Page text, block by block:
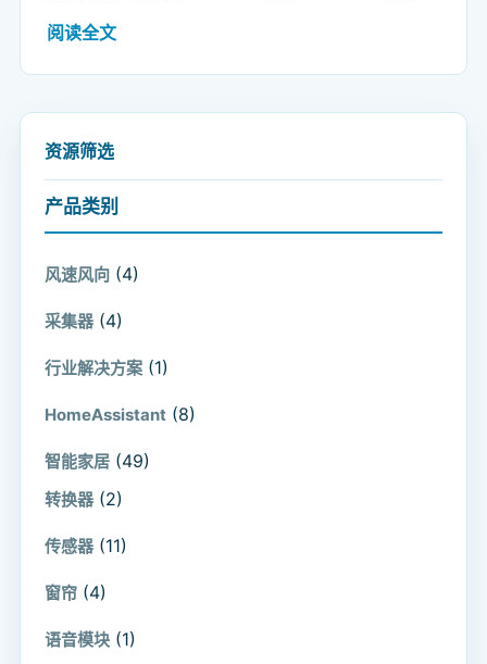
阅读全文
资源筛选
产品类别
风速风向 (4)
采集器 (4)
行业解决方案 (1)
HomeAssistant (8)
智能家居 (49)
转换器 (2)
传感器 (11)
窗帘 (4)
语音模块 (1)